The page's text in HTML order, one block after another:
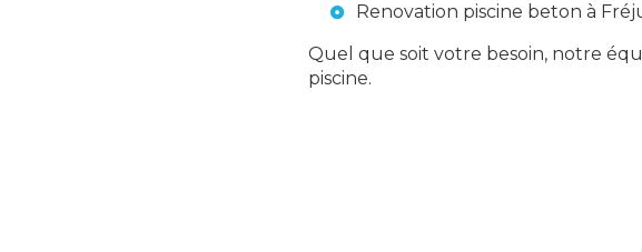
Renovation piscine beton à
Quel que soit votre besoin, notre
piscine.